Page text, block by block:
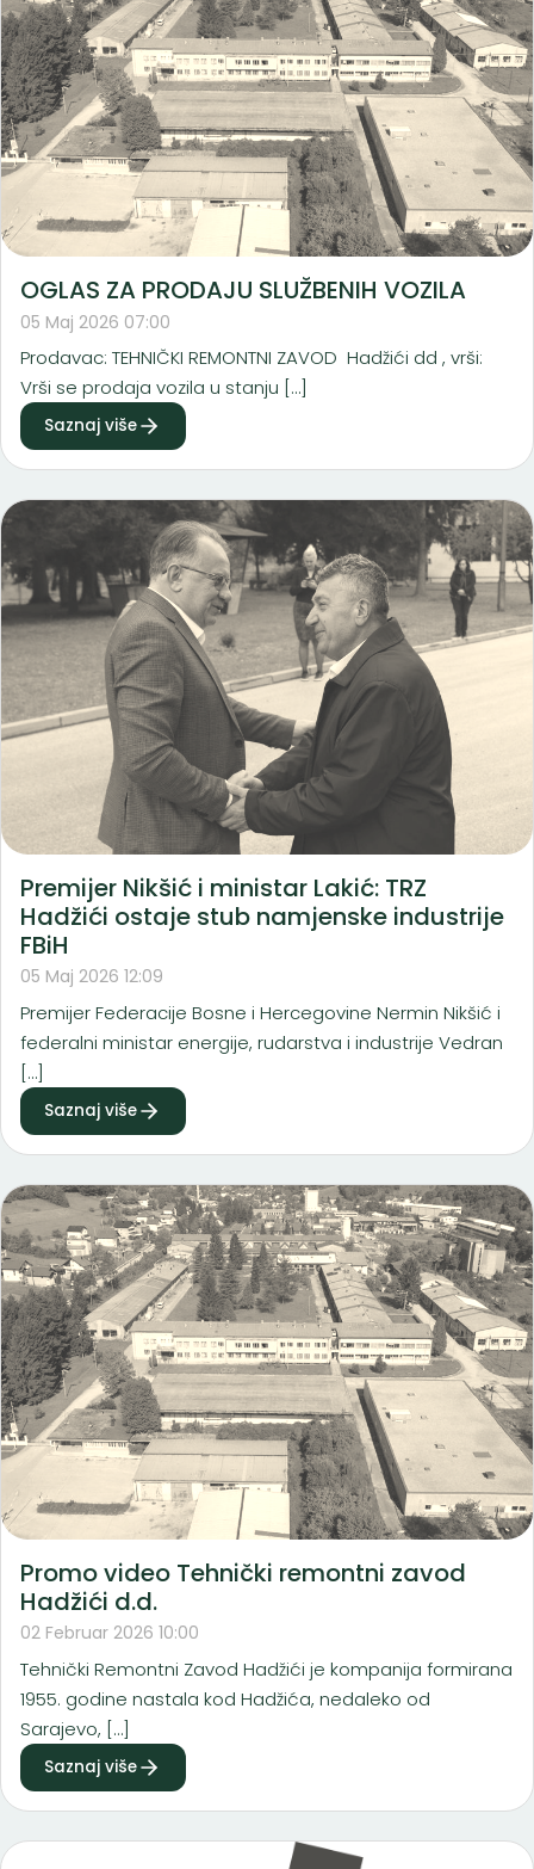
OGLAS ZA PRODAJU SLUŽBENIH VOZILA
05 Maj 2026 07:00
Prodavac: TEHNIČKI REMONTNI ZAVOD Hadžići dd , vrši:
Vrši se prodaja vozila u stanju […]
Saznaj više
Premijer Nikšić i ministar Lakić: TRZ
Hadžići ostaje stub namjenske industrije
FBiH
05 Maj 2026 12:09
Premijer Federacije Bosne i Hercegovine Nermin Nikšić i
federalni ministar energije, rudarstva i industrije Vedran
[…]
Saznaj više
Promo video Tehnički remontni zavod
Hadžići d.d.
02 Februar 2026 10:00
Tehnički Remontni Zavod Hadžići je kompanija formirana
1955. godine nastala kod Hadžića, nedaleko od
Sarajevo, […]
Saznaj više